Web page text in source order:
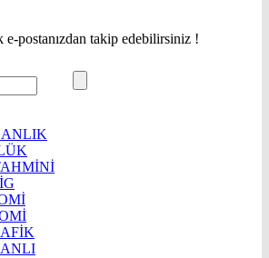
postanızdan takip edebilirsiniz !
ANLIK